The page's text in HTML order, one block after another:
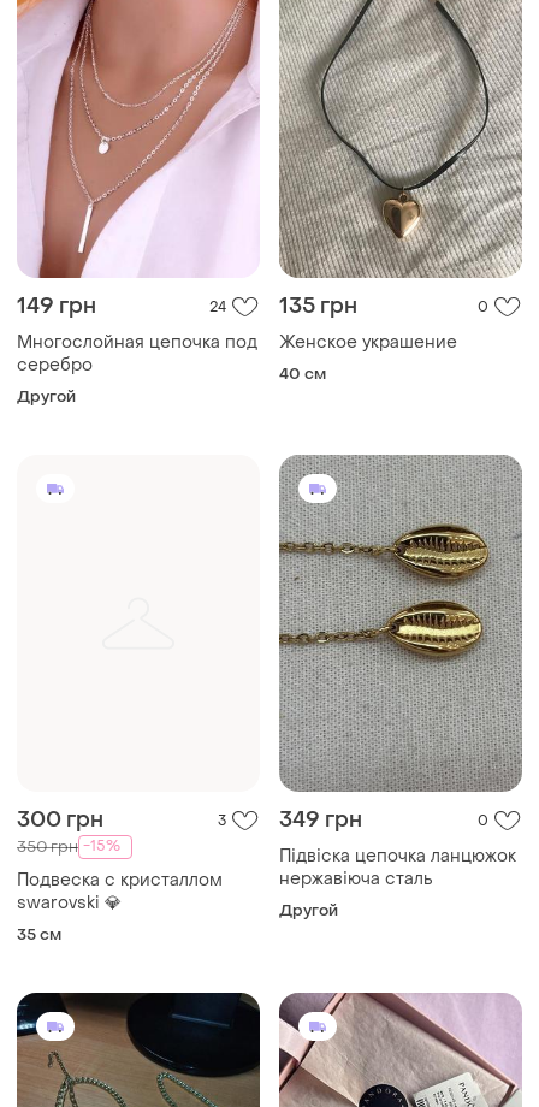
149 грн 24
Многослойная цепочка под
серебро
Другой
135 грн 0
Женское украшение
40 см
300 грн 3
350 грн -15%
Подвеска с кристаллом
swarovski 💎
35 см
349 грн 0
Підвіска цепочка ланцюжок
нержавіюча сталь
Другой